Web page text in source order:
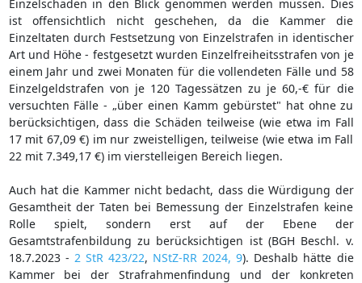
Einzelschäden in den Blick genommen werden müssen. Dies
ist offensichtlich nicht geschehen, da die Kammer die
Einzeltaten durch Festsetzung von Einzelstrafen in identischer
Art und Höhe - festgesetzt wurden Einzelfreiheitsstrafen von je
einem Jahr und zwei Monaten für die vollendeten Fälle und 58
Einzelgeldstrafen von je 120 Tagessätzen zu je 60,-€ für die
versuchten Fälle - „über einen Kamm gebürstet" hat ohne zu
berücksichtigen, dass die Schäden teilweise (wie etwa im Fall
17 mit 67,09 €) im nur zweistelligen, teilweise (wie etwa im Fall
22 mit 7.349,17 €) im vierstelleigen Bereich liegen.
Auch hat die Kammer nicht bedacht, dass die Würdigung der
Gesamtheit der Taten bei Bemessung der Einzelstrafen keine
Rolle spielt, sondern erst auf der Ebene der
Gesamtstrafenbildung zu berücksichtigen ist (BGH Beschl. v.
18.7.2023 - 2 StR 423/22, NStZ-RR 2024, 9). Deshalb hätte die
Kammer bei der Strafrahmenfindung und der konkreten